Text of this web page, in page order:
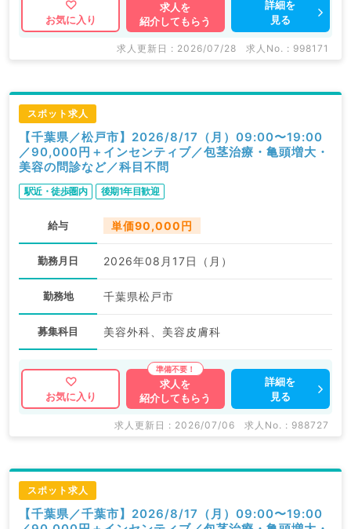
お気に入り
求人を
紹介してもらう
詳細を
見る
求人更新日 : 2026/07/28 求人No. : 998171
スポット求人
【千葉県／松戸市】2026/8/17（月）09:00〜19:00
／90,000円＋インセンティブ／包茎治療・亀頭増大・
美容の問診など／科目不問
駅近・徒歩圏内 後期1年目歓迎
給与 単価90,000円
勤務月日 2026年08月17日（月）
勤務地 千葉県松戸市
募集科目 美容外科、美容皮膚科
お気に入り
求人を
紹介してもらう
詳細を
見る
求人更新日 : 2026/07/06 求人No. : 988727
スポット求人
【千葉県／千葉市】2026/8/17（月）09:00〜19:00